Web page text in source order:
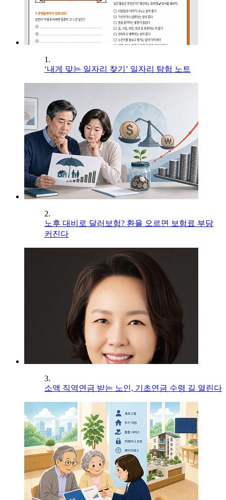
1.
‘내게 맞는 일자리 찾기’ 일자리 탐험 노트
2.
노후 대비로 달러보험? 환율 오르면 보험료 부담
커진다
3.
소액 직역연금 받는 노인, 기초연금 수령 길 열린다